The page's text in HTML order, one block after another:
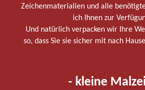
Zeichenmaterialien und alle
ich Ihnen zur
Und natürlich verpacken wir Ihre
so, dass Sie sie sicher mit nach
- kleine